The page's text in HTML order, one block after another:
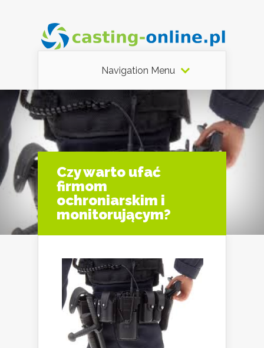
Navigation Menu
Czy warto ufać
firmom
ochroniarskim i
monitorującym?